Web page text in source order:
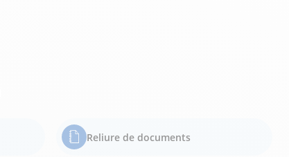
Reliure de documents